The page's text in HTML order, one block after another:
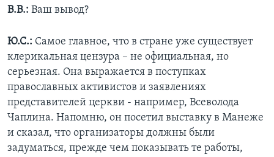
В.В.: Ваш вывод?
Ю.С.: Самое главное, что в стране уже существует
клерикальная цензура – не официальная, но
серьезная. Она выражается в поступках
православных активистов и заявлениях
представителей церкви - например, Всеволода
Чаплина. Напомню, он посетил выставку в Манеже
и сказал, что организаторы должны были
задуматься, прежде чем показывать те работы,